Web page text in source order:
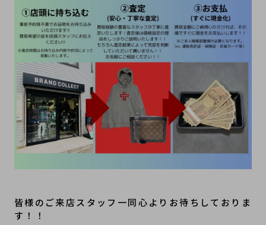
皆様のご来店スタッフ一同心よりお待ちしておりま
す！！